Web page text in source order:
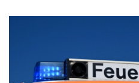
Für zwei Jahre: Salah-Wechsel
Niedrigwasser: Bilger erwägt
Feiertagsfahrverbot für Lkw